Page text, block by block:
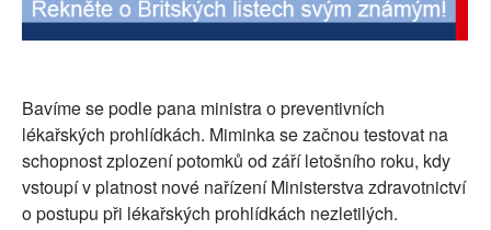
Bavíme se podle pana ministra o preventivních
lékařských prohlídkách. Miminka se začnou testovat na
schopnost zplození potomků od září letošního roku, kdy
vstoupí v platnost nové nařízení Ministerstva zdravotnictví
o postupu při lékařských prohlídkách nezletilých.